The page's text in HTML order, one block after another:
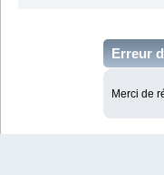
Erreur
Merci de